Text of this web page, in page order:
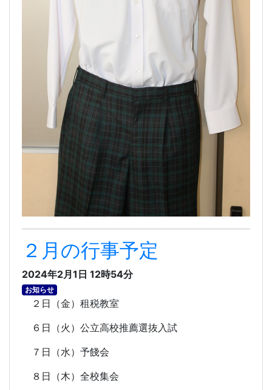
２月の行事予定
2024年2月1日 12時54分
お知らせ
２日（金）租税教室
６日（火）公立高校推薦選抜入試
７日（水）予餞会
８日（木）全校集会